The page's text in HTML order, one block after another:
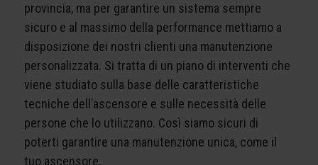
provincia, ma per garantire un sistema sempre
sicuro e al massimo della performance mettiamo a
disposizione dei nostri clienti una manutenzione
personalizzata. Si tratta di un piano di interventi che
viene studiato sulla base delle caratteristiche
tecniche dell’ascensore e sulle necessità delle
persone che lo utilizzano. Così siamo sicuri di
poterti garantire una manutenzione unica, come il
tuo ascensore.